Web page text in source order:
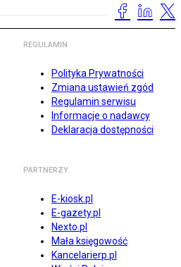
REGULAMIN
Polityka Prywatności
Zmiana ustawień zgód
Regulamin serwisu
Informacje o nadawcy
Deklaracja dostępności
PARTNERZY
E-kiosk.pl
E-gazety.pl
Nexto.pl
Mała księgowość
Kancelarierp.pl